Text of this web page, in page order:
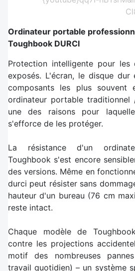
Ordinateur portable
Toughbook DURCI
Protection intelligente pour les
exposés. L'écran, le disque
composants les plus souvent
ordinateur portable
une des raisons pour
s'efforce de les protéger.
La résistance d'un
Toughbook s'est encore
des versions. Même en
durci peut résister sans
hauteur d'un bureau (76 cm
reste intact.
Chaque modèle de
contre les projections
motif des nombreuses
travail quotidien) – un système